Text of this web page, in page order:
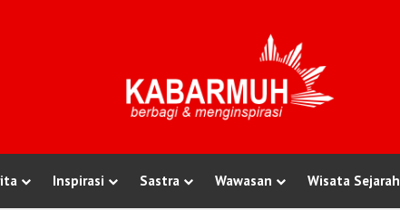
Inspirasi Sastra Wawasan Wisata Sejarah